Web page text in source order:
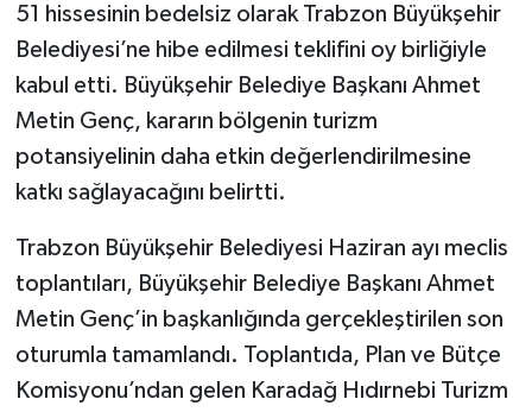
51 hissesinin bedelsiz olarak Trabzon Büyükşehir
Belediyesi’ne hibe edilmesi teklifini oy birliğiyle
kabul etti. Büyükşehir Belediye Başkanı Ahmet
Metin Genç, kararın bölgenin turizm
potansiyelinin daha etkin değerlendirilmesine
katkı sağlayacağını belirtti.
Trabzon Büyükşehir Belediyesi Haziran ayı meclis
toplantıları, Büyükşehir Belediye Başkanı Ahmet
Metin Genç’in başkanlığında gerçekleştirilen son
oturumla tamamlandı. Toplantıda, Plan ve Bütçe
Komisyonu’ndan gelen Karadağ Hıdırnebi Turizm